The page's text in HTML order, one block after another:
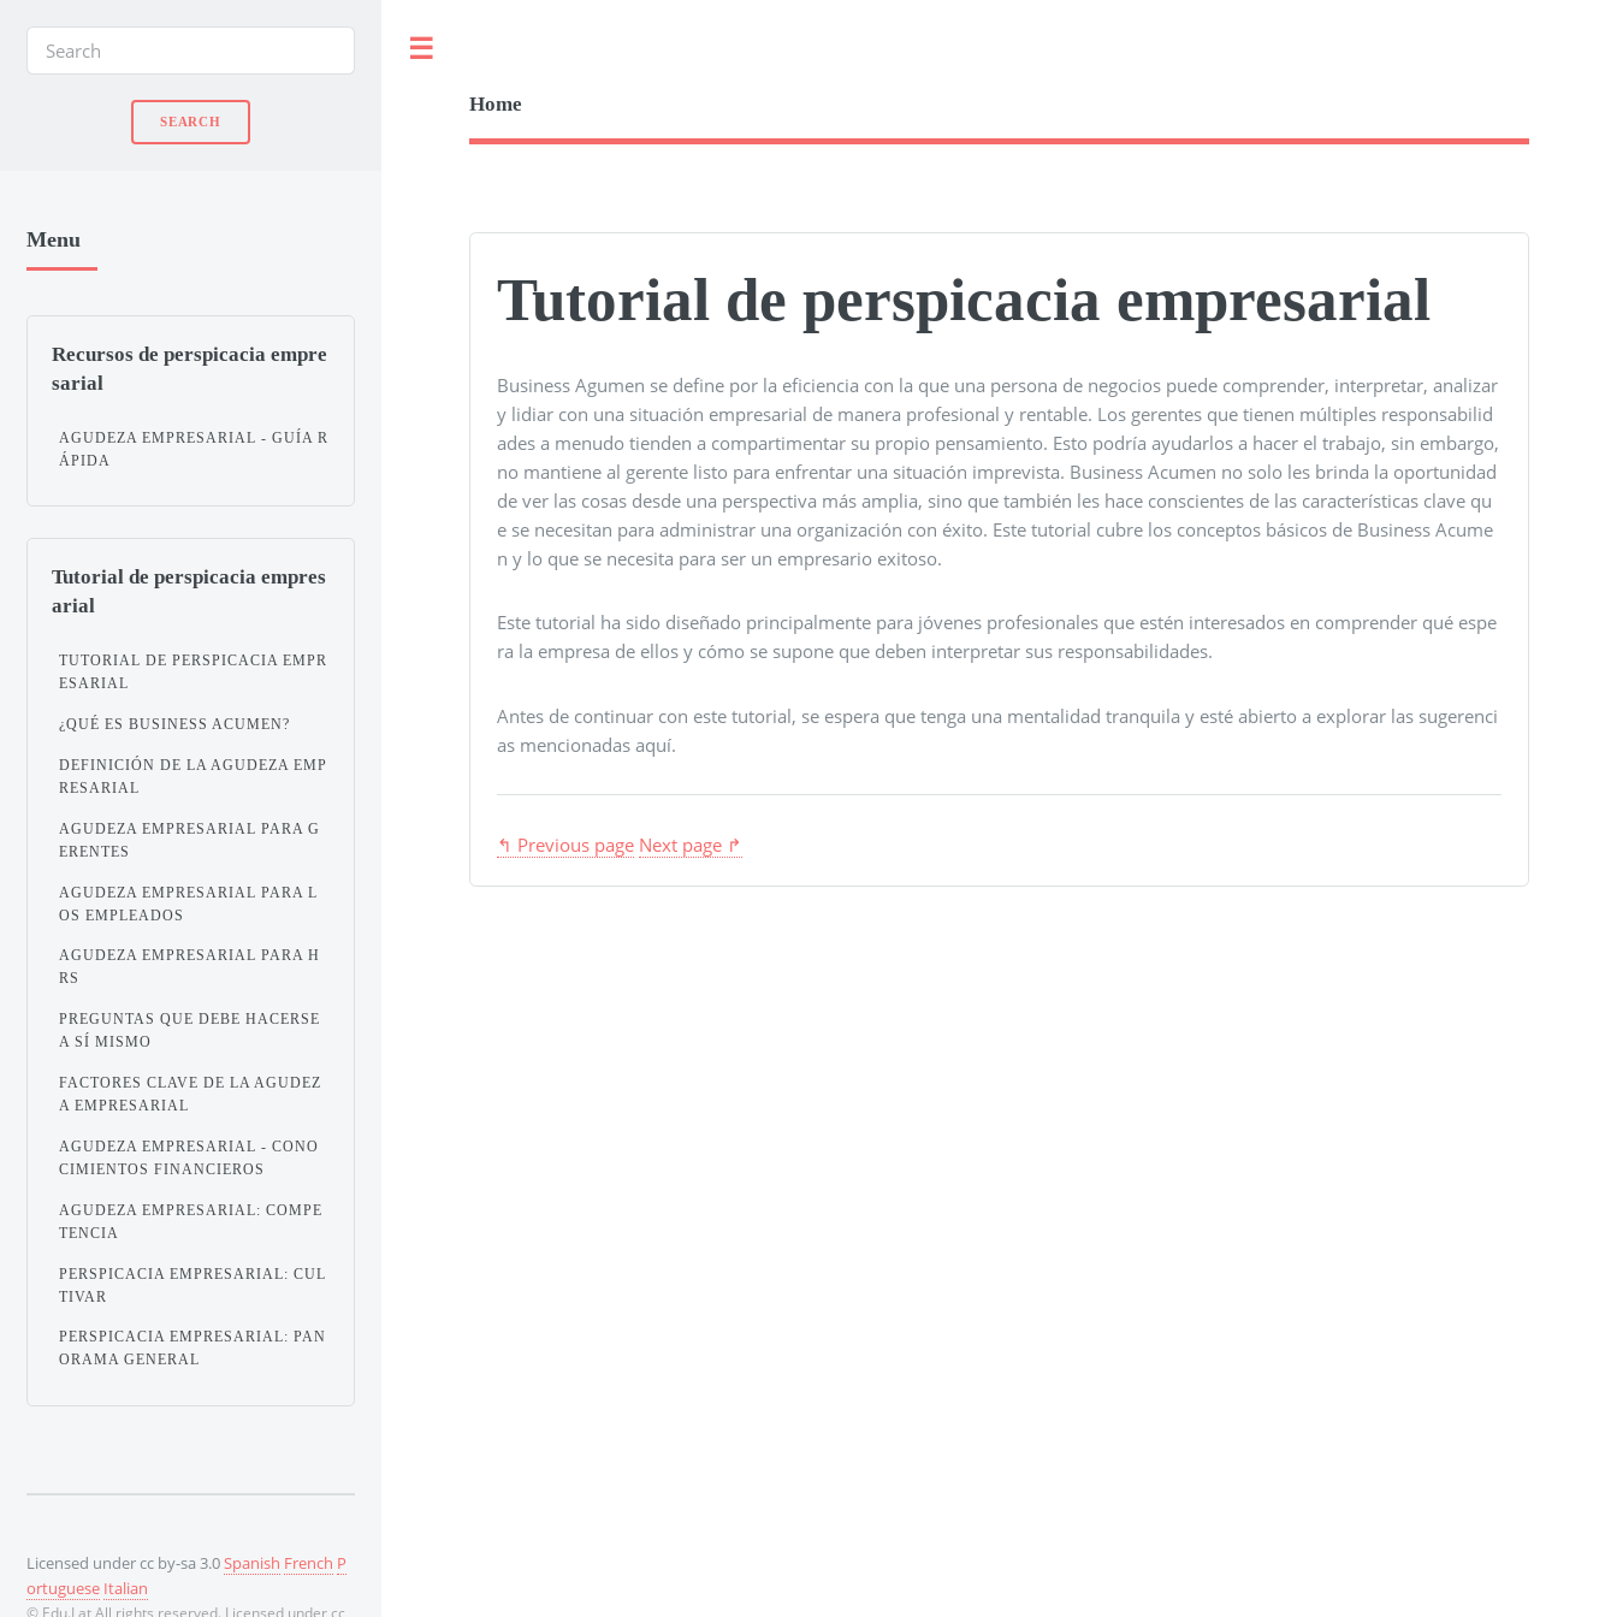
Home
Tutorial de perspicacia empresarial
Business Agumen se define por la eficiencia con la que una persona de negocios puede comprender, interpretar, analizar
y lidiar con una situación empresarial de manera profesional y rentable. Los gerentes que tienen múltiples responsabilid
ades a menudo tienden a compartimentar su propio pensamiento. Esto podría ayudarlos a hacer el trabajo, sin embargo,
no mantiene al gerente listo para enfrentar una situación imprevista. Business Acumen no solo les brinda la oportunidad
de ver las cosas desde una perspectiva más amplia, sino que también les hace conscientes de las características clave qu
e se necesitan para administrar una organización con éxito. Este tutorial cubre los conceptos básicos de Business Acume
n y lo que se necesita para ser un empresario exitoso.
Este tutorial ha sido diseñado principalmente para jóvenes profesionales que estén interesados ​​en comprender qué espe
ra la empresa de ellos y cómo se supone que deben interpretar sus responsabilidades.
Antes de continuar con este tutorial, se espera que tenga una mentalidad tranquila y esté abierto a explorar las sugerenci
as mencionadas aquí.
↰ Previous page Next page ↱
Menu
Recursos de perspicacia empre
sarial
AGUDEZA EMPRESARIAL - GUÍA R
ÁPIDA
Tutorial de perspicacia empres
arial
TUTORIAL DE PERSPICACIA EMPR
ESARIAL
¿QUÉ ES BUSINESS ACUMEN?
DEFINICIÓN DE LA AGUDEZA EMP
RESARIAL
AGUDEZA EMPRESARIAL PARA G
ERENTES
AGUDEZA EMPRESARIAL PARA L
OS EMPLEADOS
AGUDEZA EMPRESARIAL PARA H
RS
PREGUNTAS QUE DEBE HACERSE
A SÍ MISMO
FACTORES CLAVE DE LA AGUDEZ
A EMPRESARIAL
AGUDEZA EMPRESARIAL - CONO
CIMIENTOS FINANCIEROS
AGUDEZA EMPRESARIAL: COMPE
TENCIA
PERSPICACIA EMPRESARIAL: CUL
TIVAR
PERSPICACIA EMPRESARIAL: PAN
ORAMA GENERAL
Licensed under cc by-sa 3.0Spanish French P
ortuguese Italian
© Edu.Lat All rights reserved. Licensed under cc